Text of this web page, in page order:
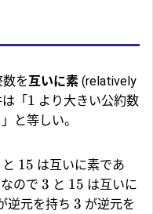
を互いに素 (relatively
「1 より大きい公約数
」と等しい。
と 15 は互いに素であ
なので 3 と 15 は互いに
逆元を持ち 3 が逆元を